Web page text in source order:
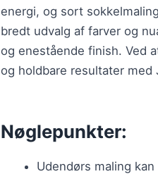
energi, og sort
bredt udvalg af farver og
og enestående finish. Ved
og holdbare resultater
Nøglepunkter:
Udendørs maling